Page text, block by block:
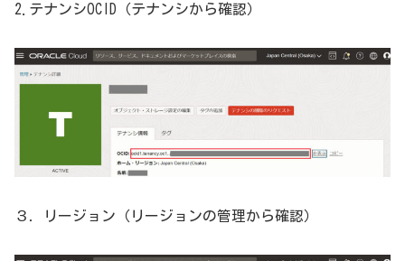
2.テナンシOCID（テナンシから確認）
３．リージョン（リージョンの管理から確認）